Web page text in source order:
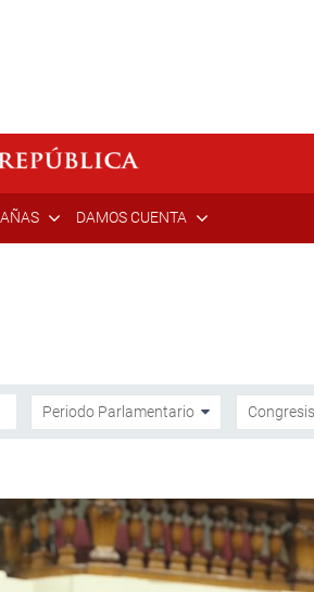
DAMOS CUENTA